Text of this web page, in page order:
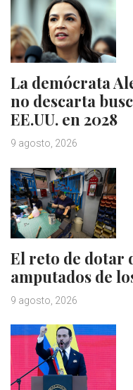
La demócrata
no descarta
EE.UU. en 2028
9 agosto, 2026
El reto de dotar
amputados de
9 agosto, 2026